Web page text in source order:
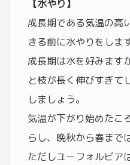
【水やり】
成長期である気温の高
きる前に水やりをします
成長期は水を好みます
と枝が長く伸びすぎて
しましょう。
気温が下がり始めたこ
らし、晩秋から春まで
ただしユーフォルビア